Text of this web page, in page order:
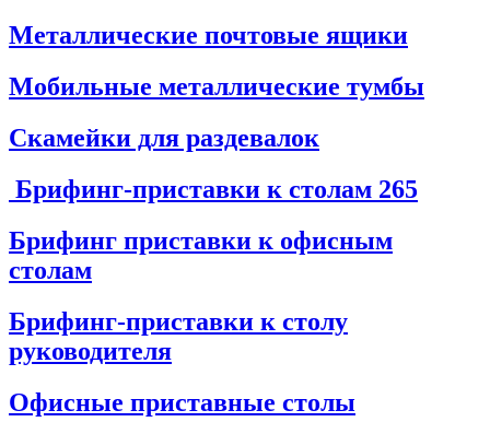
Металлические почтовые ящики
Мобильные металлические тумбы
Скамейки для раздевалок
Брифинг-приставки к столам 265
Брифинг приставки к офисным
столам
Брифинг-приставки к столу
руководителя
Офисные приставные столы